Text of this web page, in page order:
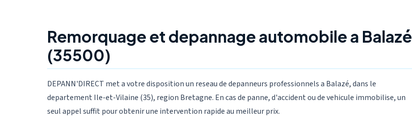
Remorquage et depannage automobile a Balazé
(35500)
DEPANN'DIRECT met a votre disposition un reseau de depanneurs professionnels a Balazé, dans le
departement Ile-et-Vilaine (35), region Bretagne. En cas de panne, d'accident ou de vehicule immobilise, un
seul appel suffit pour obtenir une intervention rapide au meilleur prix.